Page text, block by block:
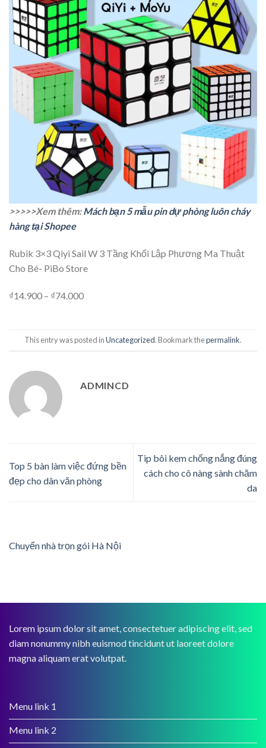
>>>>>Xem thêm:Mách bạn 5 mẫu pin dự phòng luôn cháy
hàng tại Shopee
Rubik 3×3 Qiyi Sail W 3 Tầng Khối Lập Phương Ma Thuật
Cho Bé- PiBo Store
₫14.900 – ₫74.000
This entry was posted inUncategorized. Bookmark thepermalink.
ADMINCD
Top 5 bàn làm việc đứng bền
đẹp cho dân văn phòng
Tip bôi kem chống nắng đúng
cách cho cô nàng sành chăm
da
Chuyển nhà trọn gói Hà Nội
Lorem ipsum dolor sit amet, consectetuer adipiscing elit, sed
diam nonummy nibh euismod tincidunt ut laoreet dolore
magna aliquam erat volutpat.
Menu link 1
Menu link 2